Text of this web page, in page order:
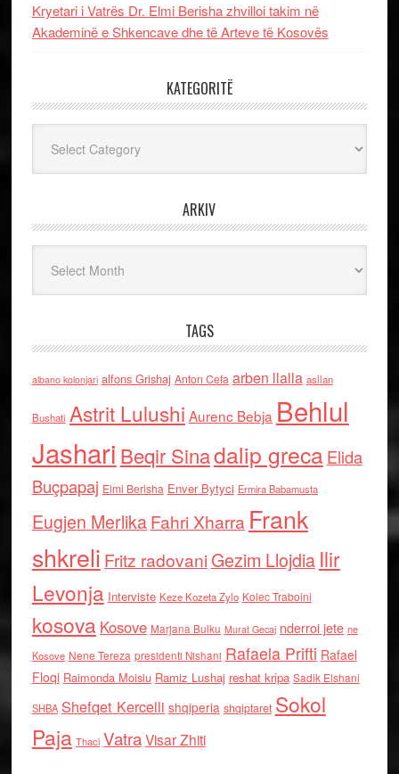
Kryetari i Vatrës Dr. Elmi Berisha zhvilloi takim në
Akademinë e Shkencave dhe të Arteve të Kosovës
KATEGORITË
ARKIV
TAGS
albano kolonjari alfons Grishaj Anton Cefa arben llalla asllan
Bushati Astrit Lulushi Aurenc Bebja Behlul
Jashari Beqir Sinadalip grecaElida
Buçpapaj Elmi Berisha Enver Bytyci Ermira Babamusta
Eugjen MerlikaFahri Xharra Frank
shkreli Fritz radovaniGezim Llojdia Ilir
Levonja Interviste Keze Kozeta Zylo Kolec Traboini
kosova Kosove Marjana Bulku Murat Gecaj nderroi jete ne
Kosove Nene Tereza presidenti Nishani Rafaela Prifti Rafael
Floqi Raimonda Moisiu Ramiz Lushaj reshat kripa Sadik Elshani
SHBA Shefqet Kercelli shqiperia shqiptaret Sokol
Paja Thaci VatraVisar Zhiti